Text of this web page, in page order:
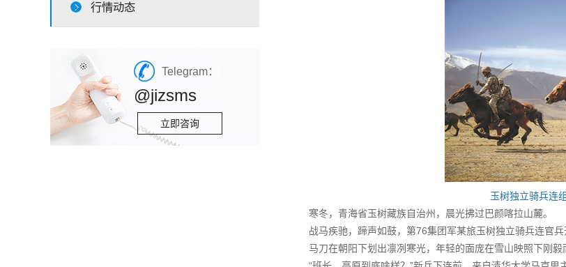
行情动态
Telegram：
@jizsms
立即咨询
玉树独立骑兵连
寒冬，青海省玉树藏族自治州，晨光拂过巴颜喀拉山麓。
战马疾驰，蹄声如鼓，第76集团军某旅玉树独立骑兵连官兵
马刀在朝阳下划出凛冽寒光，年轻的面庞在雪山映照下刚毅